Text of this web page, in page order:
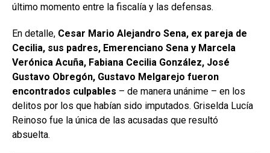
último momento entre la fiscalía y las defensas.
En detalle, Cesar Mario Alejandro Sena, ex pareja de
Cecilia, sus padres, Emerenciano Sena y Marcela
Verónica Acuña, Fabiana Cecilia González, José
Gustavo Obregón, Gustavo Melgarejo fueron
encontrados culpables – de manera unánime – en los
delitos por los que habían sido imputados. Griselda Lucía
Reinoso fue la única de las acusadas que resultó
absuelta.